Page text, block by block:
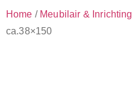
Home / Meubilair & Inrichting
ca.38×150